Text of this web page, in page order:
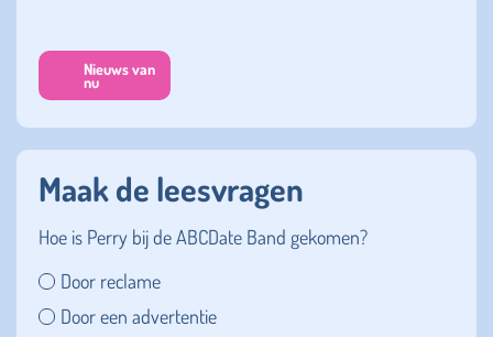
Nieuws van
nu
Maak de leesvragen
Hoe is Perry bij de ABCDate Band gekomen?
Door reclame
Door een advertentie